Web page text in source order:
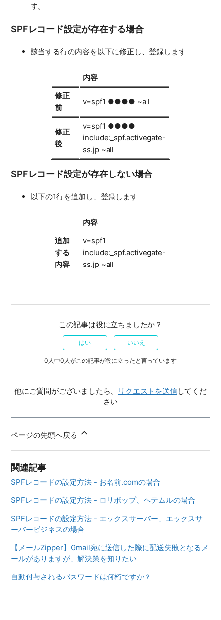
す。
SPFレコード設定が存在する場合
該当する行の内容を以下に修正し、登録します
内容
修正
前
v=spf1 ●●●● ~all
修正
後
v=spf1 ●●●●
include:_spf.activegate-
ss.jp ~all
SPFレコード設定が存在しない場合
以下の1行を追加し、登録します
内容
追加
する
内容
v=spf1
include:_spf.activegate-
ss.jp ~all
この記事は役に立ちましたか？
はい いいえ
0人中0人がこの記事が役に立ったと言っています
他にご質問がございましたら、 リクエストを送信してくだ
さい
ページの先頭へ戻る
関連記事
SPFレコードの設定方法 - お名前.comの場合
SPFレコードの設定方法 - ロリポップ、ヘテムルの場合
SPFレコードの設定方法 - エックスサーバー、エックスサ
ーバービジネスの場合
【メールZipper】Gmail宛に送信した際に配送失敗となるメ
ールがありますが、解決策を知りたい
自動付与されるパスワードは何桁ですか？